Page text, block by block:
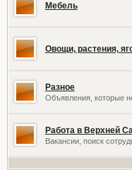
Мебель
Овощи, растения,
Разное
Объявления, которые
Работа в Верхней
Вакансии, поиск